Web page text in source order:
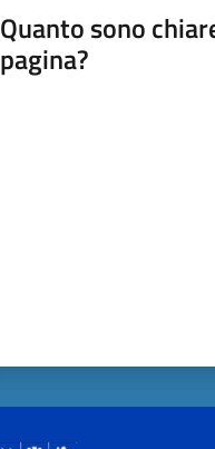
Quanto sono
pagina?